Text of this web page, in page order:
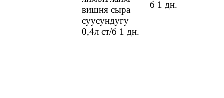
вишня сыра
суусундугу
0,4л ст/б 1 дн.
б 1 дн.